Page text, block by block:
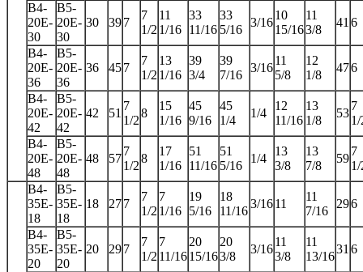
B4-
20E-
30
B5-
20E-
30
30 397
7
1/2
11
1/16
33
11/16
33
5/16
3/16
10
15/16
11
3/8
41 6
B4-
20E-
36
B5-
20E-
36
36 457
7
1/2
13
1/16
39
3/4
39
7/16
3/16
11
5/8
12
1/8
476
B4-
20E-
42
B5-
20E-
42
42 51
7
1/2
8
15
1/16
45
9/16
45
1/4
1/4
12
11/16
13
1/8
53
7
1/
B4-
20E-
48
B5-
20E-
48
48 57
7
1/2
8
17
1/16
51
11/16
51
5/16
1/4
13
3/8
13
7/8
59
7
1/
B4-
35E-
18
B5-
35E-
18
18 277
7
1/2
7
1/16
19
5/16
18
11/16
3/1611
11
7/16
296
B4-
35E-
20
B5-
35E-
20
20 297
7
1/2
7
11/16
20
15/16
20
3/8
3/16
11
3/8
11
13/16
31 6